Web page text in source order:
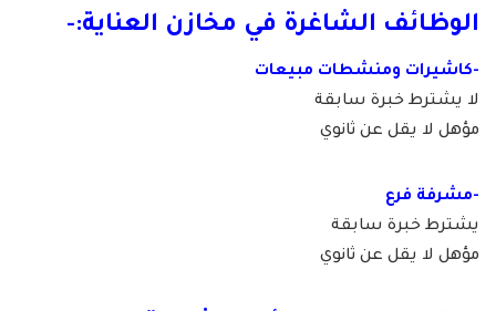
الوظائف الشاغرة في مخازن العناية:-
-كاشيرات ومنشطات مبيعات
لا يشترط خبرة سابقة
مؤهل لا يقل عن ثانوي
-مشرفة فرع
يشترط خبرة سابقة
مؤهل لا يقل عن ثانوي